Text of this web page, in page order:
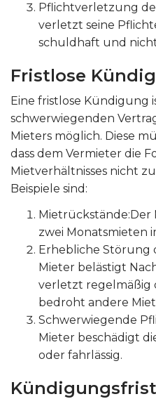
Pflichtverletzung
verletzt seine
schuldhaft und
Fristlose
Eine fristlose Kündigung
schwerwiegenden
Mieters möglich. Diese
dass dem Vermieter die
Mietverhältnisses nicht
Beispiele sind:
Mietrückstände:Der
zwei Monatsmieten
Erhebliche Störung
Mieter belästigt
verletzt regelmäßig
bedroht andere
Schwerwiegende
Mieter beschädigt
oder fahrlässig.